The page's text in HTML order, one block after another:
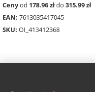
Cenyod 178.96 złdo 315.99 zł
EAN: 7613035417045
SKU: OI_413412368